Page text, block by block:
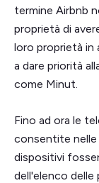
termine Airbnb
proprietà di
loro proprietà in
a dare priorità
come Minut.
Fino ad ora le
consentite nelle
dispositivi
dell'elenco